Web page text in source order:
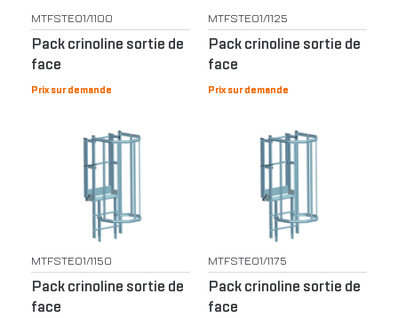
MTFSTE01/1100
Pack crinoline sortie de
face
Prix sur demande
MTFSTE01/1125
Pack crinoline sortie de
face
Prix sur demande
MTFSTE01/1150
Pack crinoline sortie de
face
MTFSTE01/1175
Pack crinoline sortie de
face